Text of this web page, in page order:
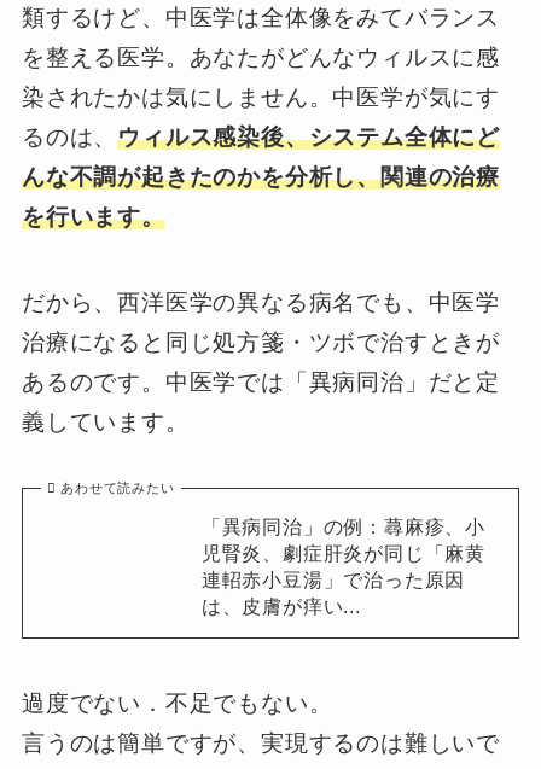
類するけど、中医学は全体像をみてバランス
を整える医学。あなたがどんなウィルスに感
染されたかは気にしません。中医学が気にす
るのは、ウィルス感染後、システム全体にど
んな不調が起きたのかを分析し、関連の治療
を行います。
だから、西洋医学の異なる病名でも、中医学
治療になると同じ処方箋・ツボで治すときが
あるのです。中医学では「異病同治」だと定
義しています。
あわせて読みたい
「異病同治」の例：蕁麻疹、小
児腎炎、劇症肝炎が同じ「麻黄
連軺赤小豆湯」で治った原因
は、皮膚が痒い...
過度でない．不足でもない。
言うのは簡単ですが、実現するのは難しいで